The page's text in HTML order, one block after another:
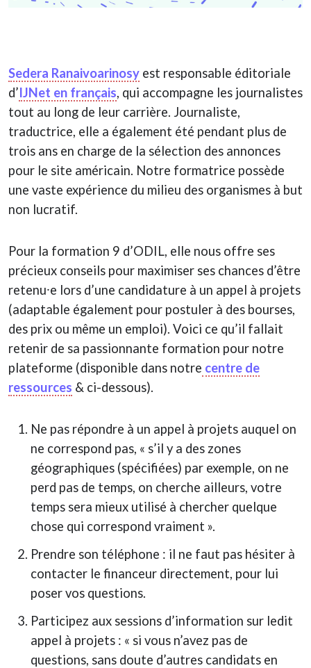
Sedera Ranaivoarinosy est responsable éditoriale
d’IJNet en français, qui accompagne les journalistes
tout au long de leur carrière. Journaliste,
traductrice, elle a également été pendant plus de
trois ans en charge de la sélection des annonces
pour le site américain. Notre formatrice possède
une vaste expérience du milieu des organismes à but
non lucratif.
Pour la formation 9 d’ODIL, elle nous offre ses
précieux conseils pour maximiser ses chances d’être
retenu⸱e lors d’une candidature à un appel à projets
(adaptable également pour postuler à des bourses,
des prix ou même un emploi). Voici ce qu’il fallait
retenir de sa passionnante formation pour notre
plateforme (disponible dans notre centre de
ressources & ci-dessous).
Ne pas répondre à un appel à projets auquel on
ne correspond pas, « s’il y a des zones
géographiques (spécifiées) par exemple, on ne
perd pas de temps, on cherche ailleurs, votre
temps sera mieux utilisé à chercher quelque
chose qui correspond vraiment ».
Prendre son téléphone : il ne faut pas hésiter à
contacter le financeur directement, pour lui
poser vos questions.
Participez aux sessions d’information sur ledit
appel à projets : « si vous n’avez pas de
questions, sans doute d’autres candidats en